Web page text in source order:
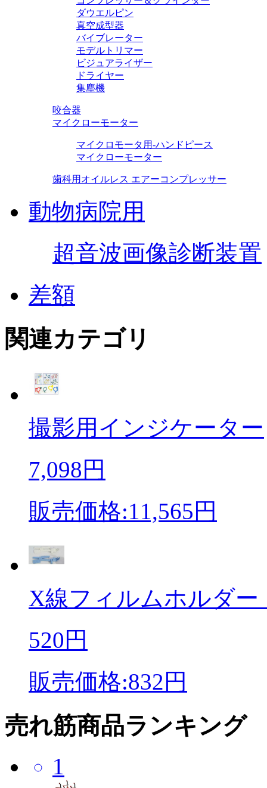
ダウエルピン
真空成型器
バイブレーター
モデルトリマー
ビジュアライザー
ドライヤー
集塵機
咬合器
マイクローモーター
マイクロモータ用-ハンドピース
マイクローモーター
歯科用オイルレス エアーコンプレッサー
動物病院用
超音波画像診断装置
差額
関連カテゴリ
撮影用インジケーター
7,098円
販売価格:11,565円
X線フィルムホルダー
520円
販売価格:832円
売れ筋商品ランキング
1